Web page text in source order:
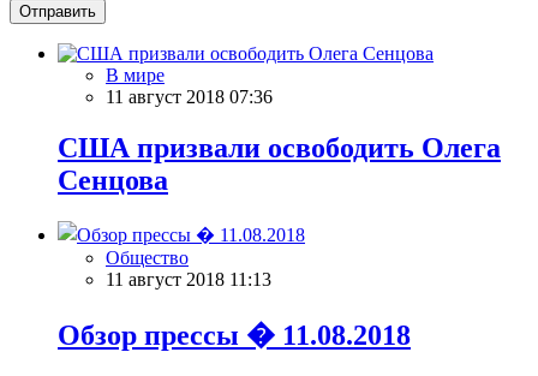
Отправить
В мире
11 август 2018 07:36
США призвали освободить Олега
Сенцова
Общество
11 август 2018 11:13
Обзор прессы � 11.08.2018